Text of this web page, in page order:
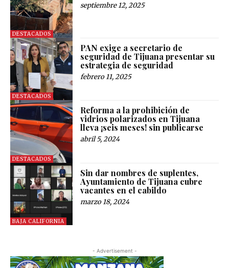
DESTACADOS
septiembre 12, 2025
DESTACADOS
PAN exige a secretario de
seguridad de Tijuana presentar su
estrategia de seguridad
febrero 11, 2025
DESTACADOS
Reforma a la prohibición de
vidrios polarizados en Tijuana
lleva ¡seis meses! sin publicarse
abril 5, 2024
BAJA CALIFORNIA
Sin dar nombres de suplentes,
Ayuntamiento de Tijuana cubre
vacantes en el cabildo
marzo 18, 2024
- Advertisement -